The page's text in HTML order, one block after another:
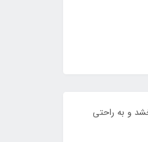
و به راحتی